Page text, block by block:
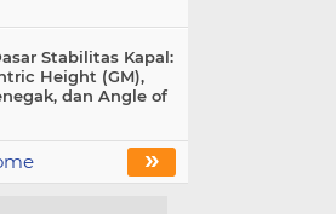
Stabilitas Kapal:
Height (GM),
dan Angle of
»